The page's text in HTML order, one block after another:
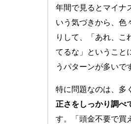
年間で見るとマイナ
いう気づきから、色
りして、「あれ、こ
てるな」ということ
うパターンが多いで
特に問題なのは、多
正さをしっかり調べ
す。「頭金不要で買